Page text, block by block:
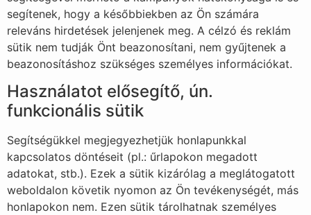
segítenek, hogy a későbbiekben az Ön számára
releváns hirdetések jelenjenek meg. A célzó és reklám
sütik nem tudják Önt beazonosítani, nem gyűjtenek a
beazonosításhoz szükséges személyes információkat.
Használatot elősegítő, ún.
funkcionális sütik
Segítségükkel megjegyezhetjük honlapunkkal
kapcsolatos döntéseit (pl.: űrlapokon megadott
adatokat, stb.). Ezek a sütik kizárólag a meglátogatott
weboldalon követik nyomon az Ön tevékenységét, más
honlapokon nem. Ezen sütik tárolhatnak személyes